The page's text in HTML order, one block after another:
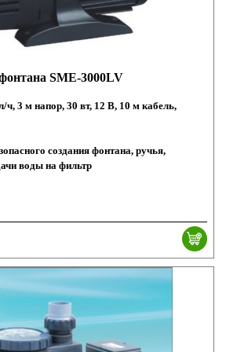
SME-3000LV
ч, 3 м напор, 30 вт, 12 В, 10 м кабель,
создания фонтана, ручья,
воды на фильтр